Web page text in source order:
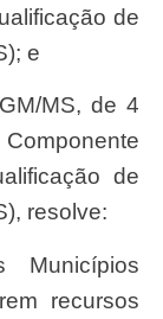
de
e
de
resolve:
recursos